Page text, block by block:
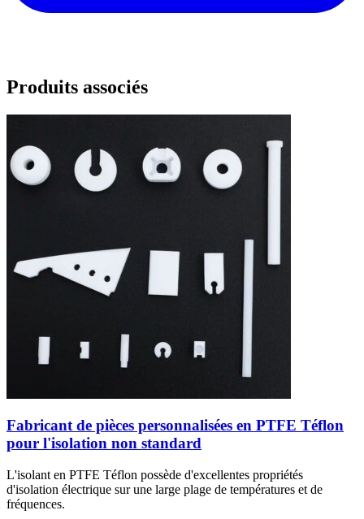
Produits associés
Fabricant de pièces personnalisées en PTFE Téflon
pour l'isolation non standard
L'isolant en PTFE Téflon possède d'excellentes propriétés
d'isolation électrique sur une large plage de températures et de
fréquences.